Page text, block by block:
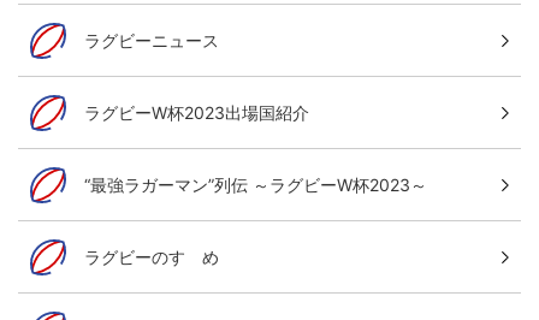
ラグビーニュース
ラグビーW杯2023出場国紹介
“最強ラガーマン”列伝 ～ラグビーW杯2023～
ラグビーのすゝめ